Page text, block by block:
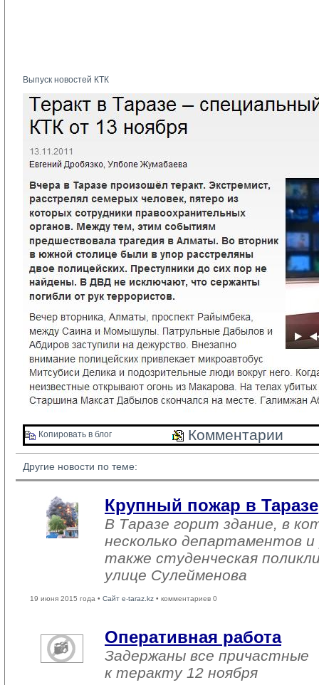
Выпуск новостей КТК
Копировать в блог Комментарии
Другие новости по теме:
Крупный пожар в Таразе
В Таразе горит здание, в
несколько департаментов и
также студенческая
улице Сулейменова
19 июня 2015 года • Сайт e-taraz.kz • комментариев 0
Оперативная работа
Задержаны все причастные
к теракту 12 ноября